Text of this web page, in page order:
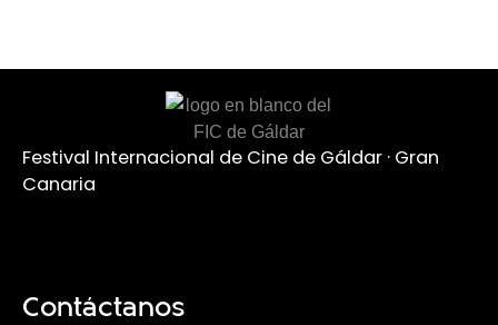
Festival Internacional de Cine de Gáldar · Gran
Canaria
Contáctanos